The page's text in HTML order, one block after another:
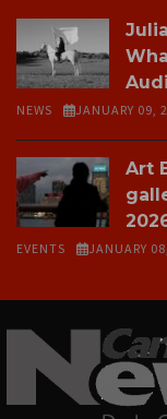
NEWS JANUARY 09,
Art
EVENTS JANUARY